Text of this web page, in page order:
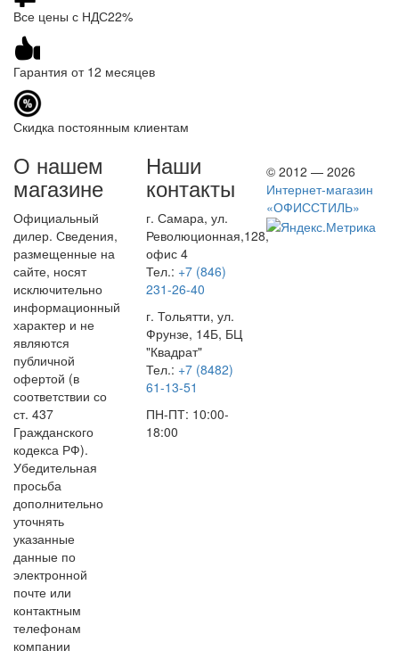
Все цены с НДС22%
Гарантия от 12 месяцев
Скидка постоянным клиентам
О нашем
магазине
Официальный
дилер. Сведения,
размещенные на
сайте, носят
исключительно
информационный
характер и не
являются
публичной
офертой (в
соответствии со
ст. 437
Гражданского
кодекса РФ).
Убедительная
просьба
дополнительно
уточнять
указанные
данные по
электронной
почте или
контактным
телефонам
компании
Наши
контакты
г. Самара, ул.
Революционная,128,
офис 4
Тел.: +7 (846)
231-26-40
г. Тольятти, ул.
Фрунзе, 14Б, БЦ
"Квадрат"
Тел.: +7 (8482)
61-13-51
ПН-ПТ: 10:00-
18:00
© 2012 — 2026
Интернет-магазин
«ОФИССТИЛЬ»